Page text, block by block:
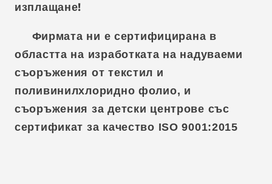
изплащане!
Фирмата ни е сертифицирана в
областта на изработката на надуваеми
съоръжения от текстил и
поливинилхлоридно фолио, и
съоръжения за детски центрове със
сертификат за качество ISO 9001:2015